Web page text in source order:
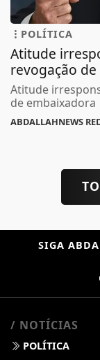
POLÍTICA
Atitude
revogação
Atitude
de embaixadora
ABDALLAHNEWS
SIGA
/ NOTÍCIAS
POLÍTICA